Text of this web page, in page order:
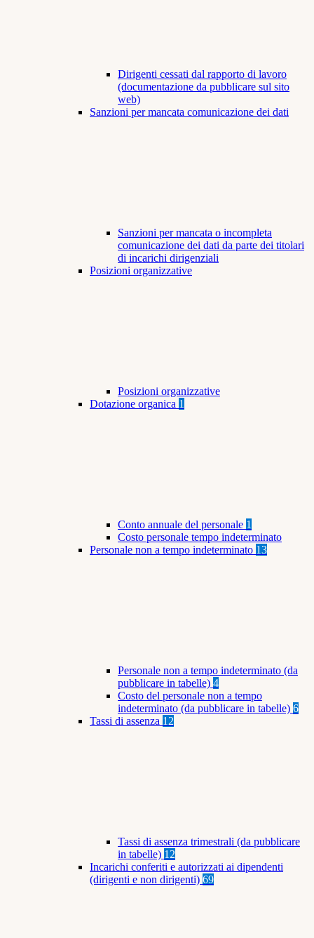
Dirigenti cessati dal rapporto di lavoro
(documentazione da pubblicare sul sito
web)
Sanzioni per mancata comunicazione dei dati
Sanzioni per mancata o incompleta
comunicazione dei dati da parte dei titolari
di incarichi dirigenziali
Posizioni organizzative
Posizioni organizzative
Dotazione organica 1
Conto annuale del personale 1
Costo personale tempo indeterminato
Personale non a tempo indeterminato 13
Personale non a tempo indeterminato (da
pubblicare in tabelle) 4
Costo del personale non a tempo
indeterminato (da pubblicare in tabelle) 6
Tassi di assenza 12
Tassi di assenza trimestrali (da pubblicare
in tabelle) 12
Incarichi conferiti e autorizzati ai dipendenti
(dirigenti e non dirigenti) 69